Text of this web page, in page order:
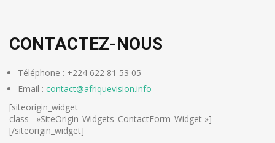
CONTACTEZ-NOUS
Téléphone : +224 622 81 53 05
Email : contact@afriquevision.info
[siteorigin_widget
class= »SiteOrigin_Widgets_ContactForm_Widget »]
[/siteorigin_widget]